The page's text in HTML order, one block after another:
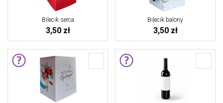
Bilecik serca
3,50 zł
Bilecik balony
3,50 zł